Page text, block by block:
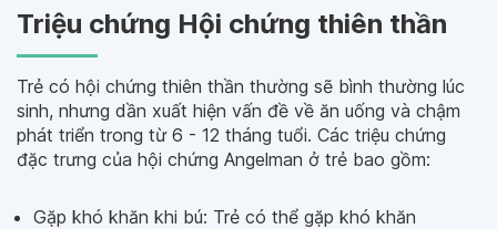
Triệu chứng Hội chứng thiên thần
Trẻ có hội chứng thiên thần thường sẽ bình thường lúc
sinh, nhưng dần xuất hiện vấn đề về ăn uống và chậm
phát triển trong từ 6 - 12 tháng tuổi. Các triệu chứng
đặc trưng của hội chứng Angelman ở trẻ bao gồm:
Gặp khó khăn khi bú: Trẻ có thể gặp khó khăn